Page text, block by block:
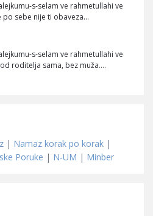
s-selam ve rahmetullahi ve
po sebe nije ti obaveza…
s-selam ve rahmetullahi ve
roditelja sama, bez muža.…
| Namaz korak po korak |
Poruke | N-UM | Minber